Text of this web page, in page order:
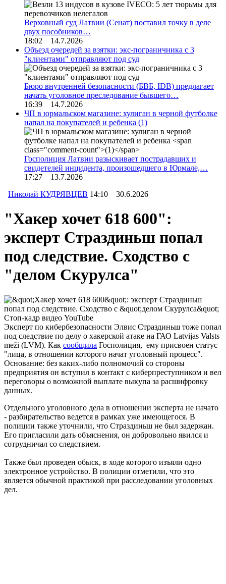
Верховный суд Латвии (Сенат) поставил точку в деле
двух пособников…
18:02 14.7.2026
Объезд очередей за взятки: экс-пограничника с 3
"клиентами" отправляют под суд
Бюро внутренней безопасности (БВБ, IDB) предлагает
начать уголовное преследование бывшего…
16:39 14.7.2026
ЧП в юрмальском магазине: хулиган в черной футболке
напал на покупателей и ребенка (1)
Госполиция Латвии разыскивает пострадавших и
свидетелей инцидента, произошедшего в Юрмале,…
17:27 13.7.2026
Николай КУДРЯВЦЕВ 14:10 30.6.2026
"Хакер хочет 618 600":
эксперт Страздиньш попал
под следствие. Сходство с
"делом Скурулса"
Стоп-кадр видео YouTube
Эксперт по кибербезопасности Элвис Страздиньш тоже попал
под следствие по делу о хакерской атаке на ГАО Latvijas Valsts
meži (LVM). Как сообщила Госполиция, ему присвоен статус
"лица, в отношении которого начат уголовный процесс".
Основание: без каких-либо полномочий со стороны
предприятия он вступил в контакт с киберпреступником и вел
переговоры о возможной выплате выкупа за расшифровку
данных.
Отдельного уголовного дела в отношении эксперта не начато
- разбирательство ведется в рамках уже имеющегося. В
полиции также уточнили, что Страздиньш не был задержан.
Его пригласили дать объяснения, он добровольно явился и
сотрудничал со следствием.
Также был проведен обыск, в ходе которого изъяли одно
электронное устройство. В полиции отметили, что это
является обычной практикой при расследовании уголовных
дел.